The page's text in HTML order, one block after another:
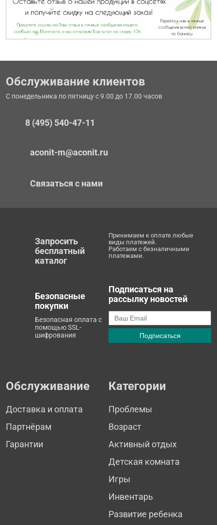
Обслуживание клиентов
С понедельника по пятницу с 9.00 до 17.00 часов
8 (495) 540-47-11
aconit-m@aconit.ru
Связаться с нами
Запросить
бесплатный
каталог
Принимаем к оплате любые
виды платежей.
Работаем с безналичными
платежами.
Безопасные
покупки
Безопасная оплата с
помощью SSL-
шифрования
Подписаться на
рассылку новостей
Обслуживание
Доставка и оплата
Партнёрам
Гарантии
Категории
Проблемы
Возраст
Активный отдых
Детская комната
Игры
Инвентарь
Развитие ребенка